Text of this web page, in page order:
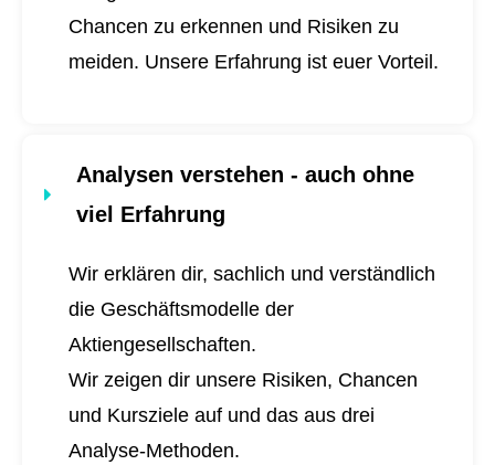
Chancen zu erkennen und Risiken zu
meiden. Unsere Erfahrung ist euer Vorteil.
Analysen verstehen - auch ohne
viel Erfahrung
Wir erklären dir, sachlich und verständlich
die Geschäftsmodelle der
Aktiengesellschaften.
Wir zeigen dir unsere Risiken, Chancen
und Kursziele auf und das aus drei
Analyse-Methoden.